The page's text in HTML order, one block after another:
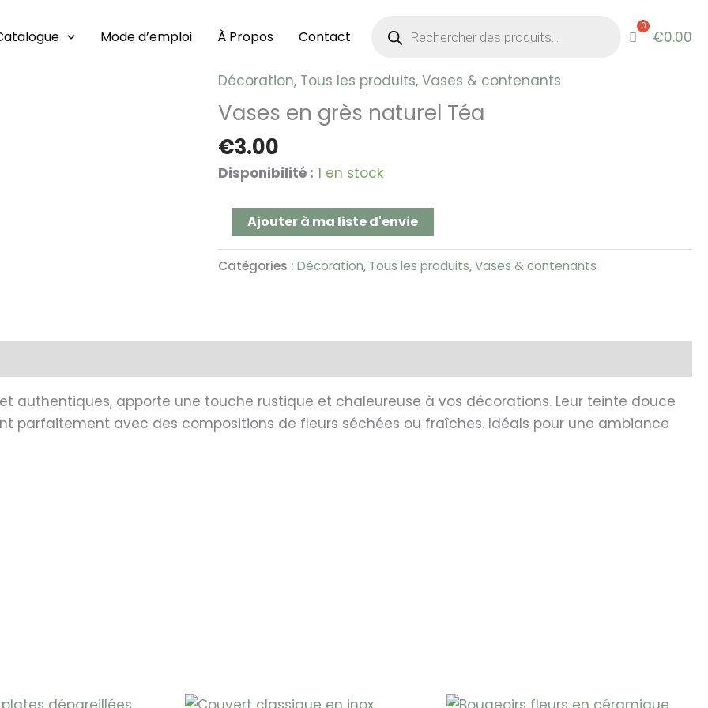
Mode d’emploi À Propos Contact produits €0.00
Décoration, Tous les produits,Vases & contenants
Vases en grès naturel Téa
€3.00
Disponibilité : 1 en stock
quantité
de
en
grès
Ajouter à ma liste d'envie
Catégories :Décoration, Tous les produits,Vases & contenants
authentiques, apporte une touche rustique et chaleureuse à vos décorations. Leur teinte douce
parfaitement avec des compositions de fleurs séchées ou fraîches. Idéals pour une ambiance